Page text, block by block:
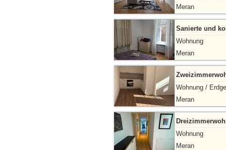
Meran
Sanierte und
Wohnung
Meran
Wohnung /
Meran
Wohnung
Meran